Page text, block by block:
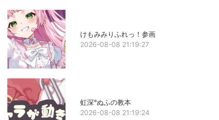
けもみみりふれっ！参画
2026-08-08 21:19:27
虹深°ぬふの教本
2026-08-08 21:19:24